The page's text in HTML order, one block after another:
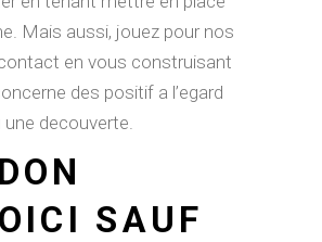
Mais aussi, jouez pour nos
en vous construisant
des positif a l’egard
une decouverte.
SAUF